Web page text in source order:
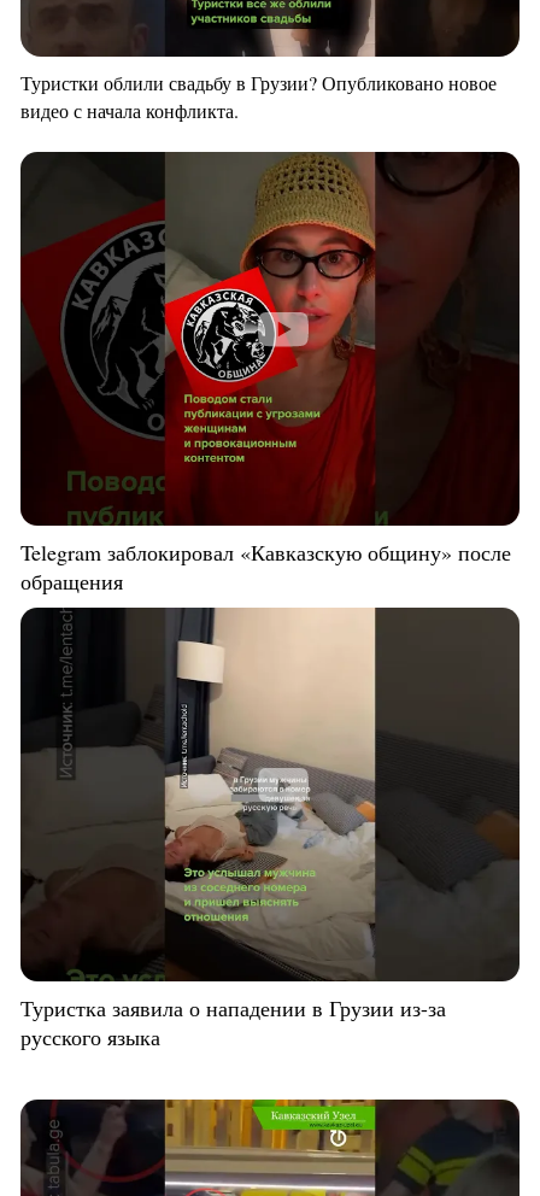
Туристки облили свадьбу в Грузии? Опубликовано новое
видео с начала конфликта.
Telegram заблокировал «Кавказскую общину» после
обращения
Туристка заявила о нападении в Грузии из-за
русского языка